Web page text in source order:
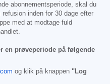
abonnementsperiode, skal du
inden for 30 dage efter
med at modtage fuld
en prøveperiode på følgende
og klik på knappen "Log